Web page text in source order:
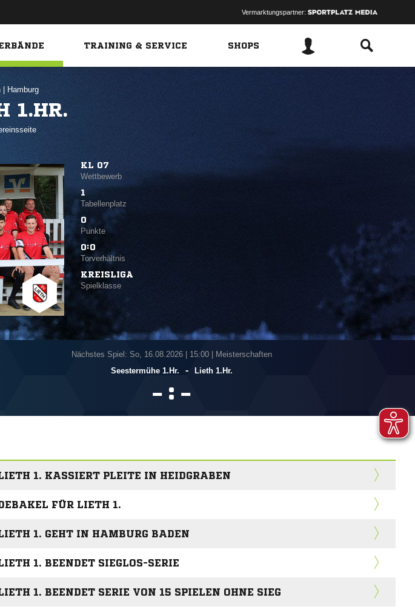
Vermarktungspartner:
TRAINING & SERVICE SHOPS
Hamburg
1.HR.
KL 07
Wettbewerb
1
Tabellenplatz
0
Punkte
0:0
Torverhältnis
KREISLIGA
Spielklasse
Nächstes Spiel: So, 16.08.2026| 15:00 | Meisterschaften
Seestermühe 1.Hr.
- Lieth 1.Hr.
 : 
1. KASSIERT PLEITE IN HEIDGRABEN
FÜR LIETH 1.
1. GEHT IN HAMBURG BADEN
1. BEENDET SIEGLOS-SERIE
1. BEENDET SERIE VON 15 SPIELEN OHNE SIEG